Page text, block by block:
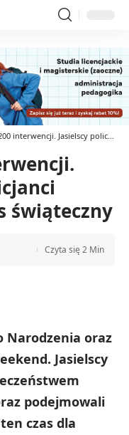
Jasielscy policjanci podsumowali okres świąteczny
świąteczny
Czyta się 2 Min
Narodzenia oraz
Jasielscy
podejmowali
czas dla